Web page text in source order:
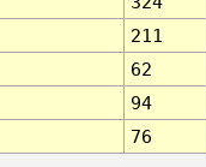
211
62
94
76